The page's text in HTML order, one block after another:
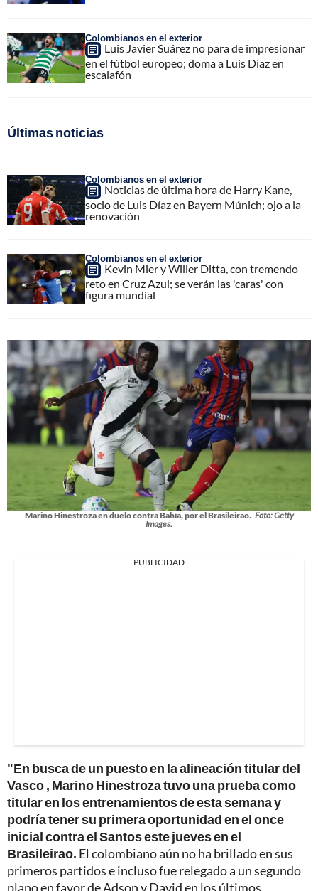
Colombianos en el exterior
Luis Javier Suárez no para de impresionar
en el fútbol europeo; doma a Luis Díaz en
escalafón
Últimas noticias
Colombianos en el exterior
Noticias de última hora de Harry Kane,
socio de Luis Díaz en Bayern Múnich; ojo a la
renovación
Colombianos en el exterior
Kevin Mier y Willer Ditta, con tremendo
reto en Cruz Azul; se verán las 'caras' con
figura mundial
Marino Hinestroza en duelo contra Bahía, por el Brasileirao. Foto: Getty
Images.
PUBLICIDAD
"En busca de un puesto en la alineación titular del
Vasco , Marino Hinestroza tuvo una prueba como
titular en los entrenamientos de esta semana y
podría tener su primera oportunidad en el once
inicial contra el Santos este jueves en el
Brasileirao. El colombiano aún no ha brillado en sus
primeros partidos e incluso fue relegado a un segundo
plano en favor de Adson y David en los últimos